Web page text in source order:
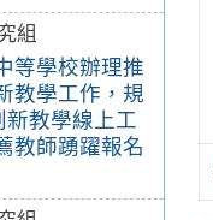
組
等學校辦理推
教學工作，規
教學線上工
教師踴躍報名